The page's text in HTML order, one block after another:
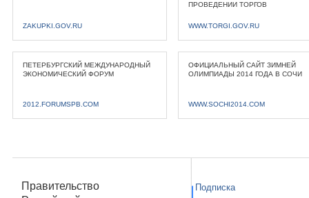
ZAKUPKI.GOV.RU
ПРОВЕДЕНИИ ТОРГОВ
WWW.TORGI.GOV.RU
ПЕТЕРБУРГСКИЙ МЕЖДУНАРОДНЫЙ
ЭКОНОМИЧЕСКИЙ ФОРУМ
2012.FORUMSPB.COM
ОФИЦИАЛЬНЫЙ САЙТ ЗИМНЕЙ
ОЛИМПИАДЫ 2014 ГОДА В СОЧИ
WWW.SOCHI2014.COM
Правительство
Подписка